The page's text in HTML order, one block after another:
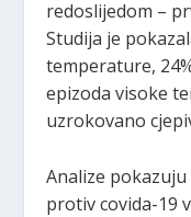
redoslijedom –
Studija je
temperature,
epizoda visoke
uzrokovano
Analize pokazuju
protiv covida-19